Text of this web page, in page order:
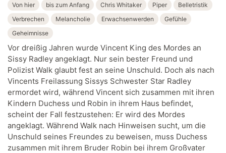
Von hier bis zum Anfang Chris Whitaker Piper
Belletristik
Verbrechen
Melancholie Erwachsenwerden
Gefühle
Geheimnisse
Vor dreißig Jahren wurde Vincent King des Mordes an
Sissy Radley angeklagt. Nur sein bester Freund und
Polizist Walk glaubt fest an seine Unschuld. Doch als nach
Vincents Freilassung Sissys Schwester Star Radley
ermordet wird, während Vincent sich zusammen mit ihren
Kindern Duchess und Robin in ihrem Haus befindet,
scheint der Fall festzustehen: Er wird des Mordes
angeklagt. Während Walk nach Hinweisen sucht, um die
Unschuld seines Freundes zu beweisen, muss Duchess
zusammen mit ihrem Bruder Robin bei ihrem Großvater